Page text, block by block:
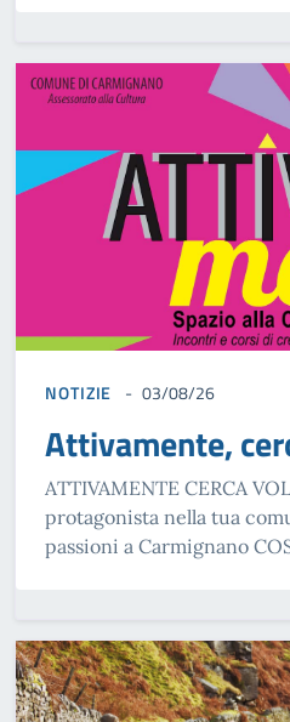
NOTIZIE 03/08/26
Attivamente,
ATTIVAMENTE CERCA
protagonista nella tua
passioni a Carmignano